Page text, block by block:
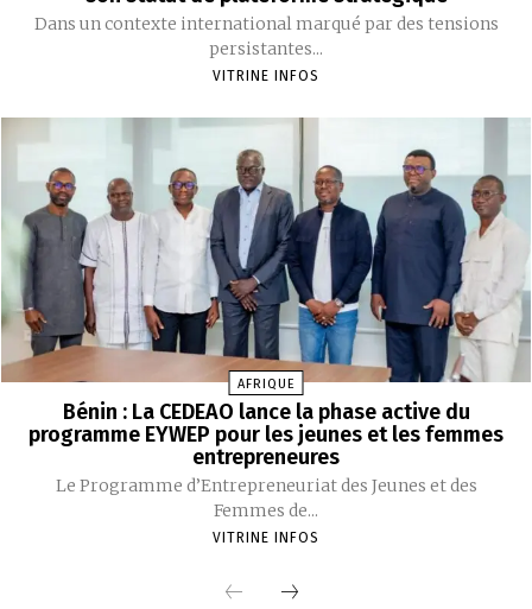
Dans un contexte international marqué par des tensions
persistantes...
VITRINE INFOS
AFRIQUE
Bénin : La CEDEAO lance la phase active du
programme EYWEP pour les jeunes et les femmes
entrepreneures
‎Le Programme d’Entrepreneuriat des Jeunes et des
Femmes de...
VITRINE INFOS